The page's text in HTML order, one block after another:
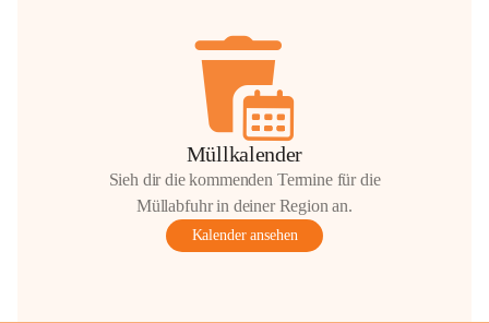
Müllkalender
Sieh dir die kommenden Termine für die
Müllabfuhr in deiner Region an.
Kalender ansehen